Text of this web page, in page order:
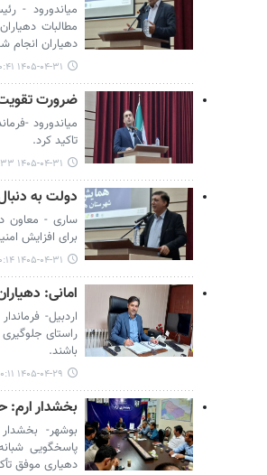
میاندورود -
مطالبات
دهیاران انجام
۱۴۰۵-۰۴-۳۱ ۲۰:۴۱
ضرورت
میاندورود -
تاکید کرد.
۱۴۰۵-۰۴-۳۱ ۲۰:۳۳
دولت به
ساری - معاون
برای افزایش
۱۴۰۵-۰۴-۳۱ ۲۰:۱۴
امانی:
اردبیل-
راستای
باشند.‌
۱۴۰۵-۰۴-۲۹ ۱۰:۱۱
بخشدار ارم:
بوشهر- بخشدار
پاسخگویی
دهیاری موفق